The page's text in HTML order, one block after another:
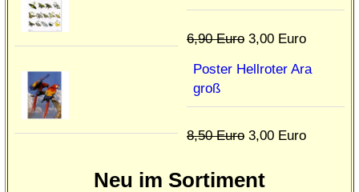
6,90 Euro 3,00 Euro
Poster Hellroter Ara
groß
8,50 Euro 3,00 Euro
Neu im Sortiment